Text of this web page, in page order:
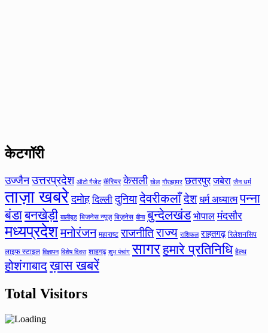
केटगॉरी
उज्जैन उत्तरप्रदेश ऑटो गैजेट कॅरियर केसली खेल गौरझामर छतरपुर जबेरा जैन धर्म
ताज़ा खबरे दमोह दिल्ली दुनिया देवरीकलाँदेश धर्म अध्यात्म पन्ना
बंडाबनखेड़ी बालीबुड बिजनेस न्यूज़ बिज़नेस बीना बुन्देलखंड भोपाल मंदसौर
मध्यप्रदेशमनोरंजन महाराष्ट राजनीतिराज्य राशिफल राहतगढ़ रिलेशनसिप
लाइफ स्टाइल विज्ञापन विशेष दिवस शाहगढ़ शुभ पंचांग सागरहमारे प्रतिनिधि हेल्थ
होशंगाबादख़ास खबरें
Total Visitors